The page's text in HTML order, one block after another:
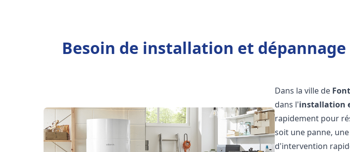
Besoin de installation et
Dans la ville de
dans l'installation
rapidement pour
soit une panne,
d'intervention